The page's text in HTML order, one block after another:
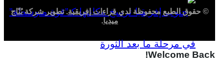
© حقوق الطبع محفوظة لديقراءات إفريقية. تطوير شركةبُنّاج
ميديا.
Welcome Back!